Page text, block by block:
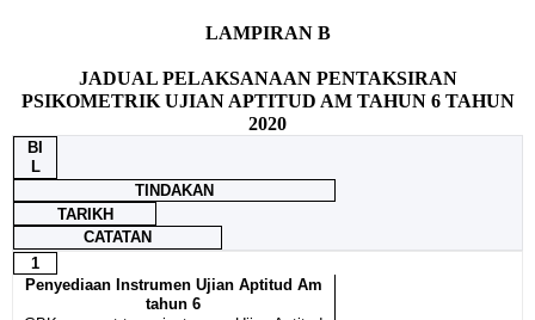
LAMPIRAN B
JADUAL PELAKSANAAN PENTAKSIRAN
PSIKOMETRIK UJIAN APTITUD AM TAHUN 6 TAHUN
2020
BI
L
TINDAKAN
TARIKH
CATATAN
1
Penyediaan Instrumen Ujian Aptitud Am
tahun 6